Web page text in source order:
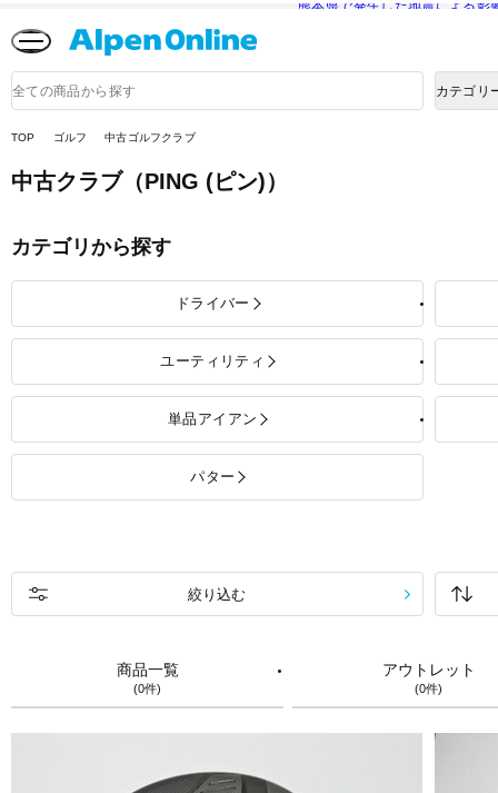
熊本県で発生した地震による影
品
検
カテゴリ
TOP ゴルフ 中古ゴルフクラブ
中古クラブ（PING (ピン)）
カテゴリから探す
ドライバー
ユーティリティ
単品アイアン
パター
商品一覧
(0件)
アウトレット
(0件)
絞り込む